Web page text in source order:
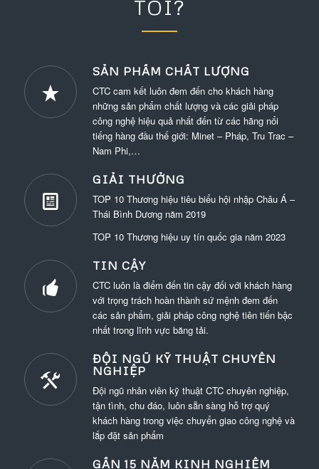
TÔI?
SẢN PHẨM CHẤT LƯỢNG
CTC cam kết luôn đem đến cho khách hàng
những sản phẩm chất lượng và các giải pháp
công nghệ hiệu quả nhất đến từ các hãng nổi
tiếng hàng đầu thế giới: Minet – Pháp, Tru Trac –
Nam Phi,…
GIẢI THƯỞNG
TOP 10 Thương hiệu tiêu biểu hội nhập Châu Á –
Thái Bình Dương năm 2019
TOP 10 Thương hiệu uy tín quốc gia năm 2023
TIN CẬY
CTC luôn là điểm đến tin cậy đối với khách hàng
với trọng trách hoàn thành sứ mệnh đem đến
các sản phẩm, giải pháp công nghệ tiên tiến bậc
nhất trong lĩnh vực băng tải.
ĐỘI NGŨ KỸ THUẬT CHUYÊN
NGHIỆP
Đội ngũ nhân viên kỹ thuật CTC chuyên nghiệp,
tận tình, chu đáo, luôn sẵn sàng hỗ trợ quý
khách hàng trong việc chuyển giao công nghệ và
lắp đặt sản phẩm
GẦN 15 NĂM KINH NGHIỆM